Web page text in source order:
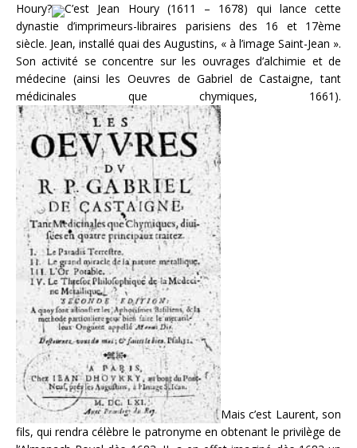
Houry?
C’est Jean Houry (1611 – 1678) qui lance cette
dynastie d’imprimeurs-libraires parisiens des 16 et 17ème
siècle. Jean, installé quai des Augustins, « à l’image Saint-Jean ».
Son activité se concentre sur les ouvrages d’alchimie et de
médecine (ainsi les Oeuvres de Gabriel de Castaigne, tant
médicinales que chymiques, 1661).
Mais c’est Laurent, son
fils, qui rendra célèbre le patronyme en obtenant le privilège de